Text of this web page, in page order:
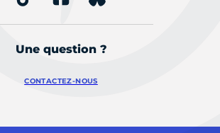
Une question ?
CONTACTEZ-NOUS